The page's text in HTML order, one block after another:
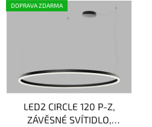
DOPRAVA ZDARMA
LED2 CIRCLE 120 P-Z,
ZÁVĚSNÉ SVÍTIDLO,